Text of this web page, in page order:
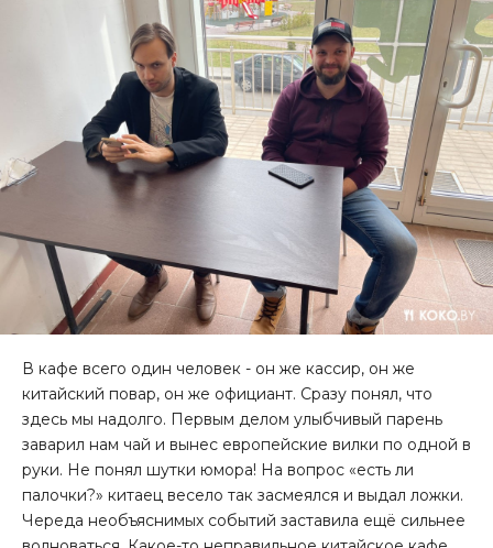
В кафе всего один человек - он же кассир, он же
китайский повар, он же официант. Сразу понял, что
здесь мы надолго. Первым делом улыбчивый парень
заварил нам чай и вынес европейские вилки по одной в
руки. Не понял шутки юмора! На вопрос «есть ли
палочки?» китаец весело так засмеялся и выдал ложки.
Череда необъяснимых событий заставила ещё сильнее